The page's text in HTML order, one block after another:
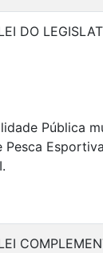
DO
Pública
Pesca